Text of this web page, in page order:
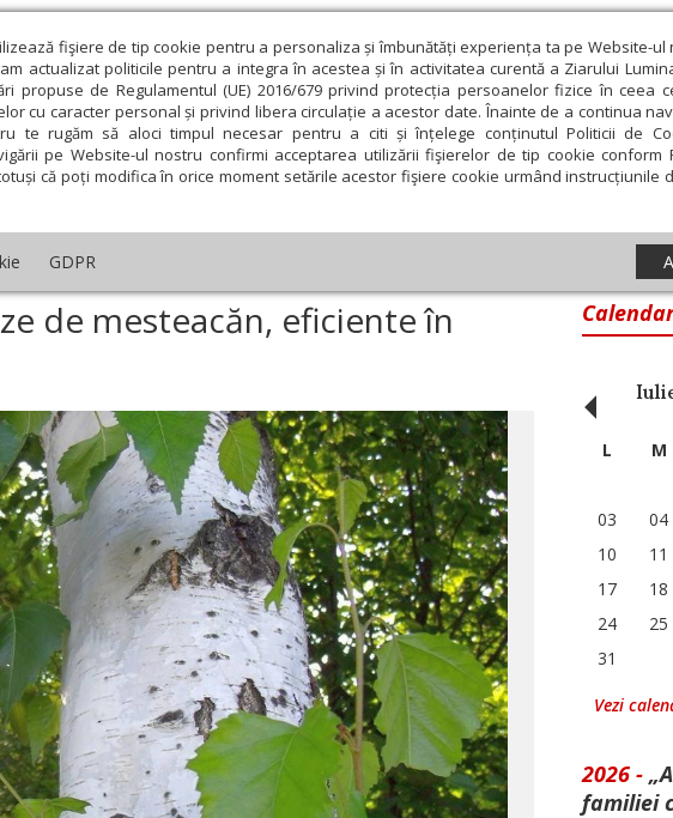
fişiere de tip cookie pentru a personaliza și îmbunătăți experiența ta pe Website-ul
actualizat politicile pentru a integra în acestea și în activitatea curentă a Ziarului
propuse de Regulamentul (UE) 2016/679 privind protecția persoanelor fizice în ceea
cu caracter personal și privind libera circulație a acestor date. Înainte de a continua
te rugăm să aloci timpul necesar pentru a citi și înțelege conținutul Politicii de
pe Website-ul nostru confirmi acceptarea utilizării fişierelor de tip cookie conform
că poți modifica în orice moment setările acestor fişiere cookie urmând instrucțiunile
GDPR
Teologie și spiritualitate Educaţie și Cultură Societate
Analiză Reportaj Psihologie Religie și știință
din frunze de mesteacăn, eficiente în litiaza renală
de mesteacăn, eficiente în
‹ L M
03
04
10
11
17
18
24
25
31
Vezi
2026 -
familiei